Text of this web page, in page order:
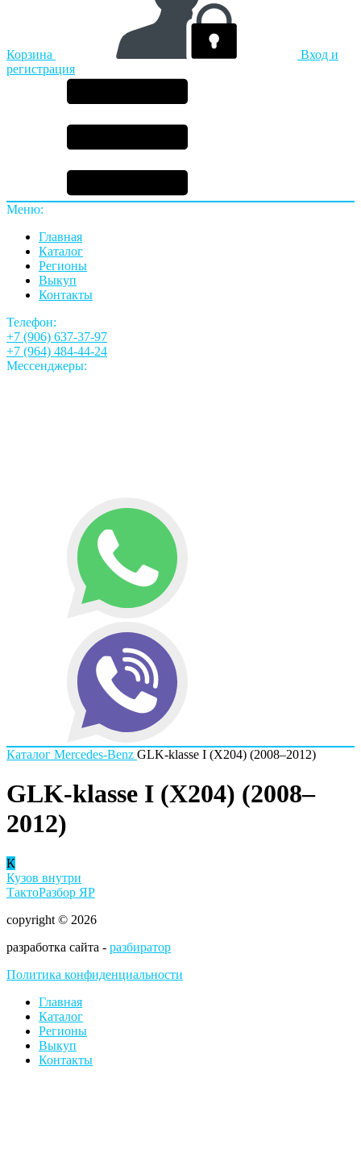
Корзина
Вход и
регистрация
Меню:
Главная
Каталог
Регионы
Выкуп
Контакты
Телефон:
+7 (906) 637-37-97
+7 (964) 484-44-24
Мессенджеры:
Каталог Mercedes-Benz GLK-klasse I (X204) (2008–2012)
GLK-klasse I (X204) (2008–
2012)
К
Кузов внутри
ТактоРазбор ЯР
copyright © 2026
разработка сайта - разбиратор
Политика конфиденциальности
Главная
Каталог
Регионы
Выкуп
Контакты